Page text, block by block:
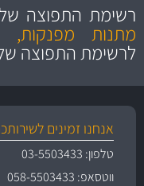
ושירות מצויין
רשימת התפוצה של
מתנות מפנקות,
לרשימת התפוצה
אנחנו זמינים
טלפון: 03-5503433
ווטסאפ: 058-5503433